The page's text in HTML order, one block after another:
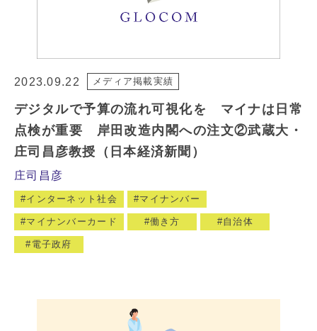
2023.09.22 メディア掲載実績
デジタルで予算の流れ可視化を マイナは日常
点検が重要 岸田改造内閣への注文②武蔵大・
庄司昌彦教授（日本経済新聞）
庄司昌彦
インターネット社会 マイナンバー
マイナンバーカード 働き方 自治体
電子政府